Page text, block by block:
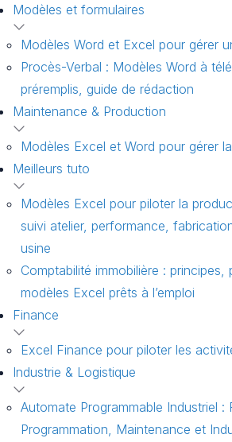
Modèles et formulaires
Modèles Word et Excel pour gérer
Procès-Verbal : Modèles Word à
préremplis, guide de rédaction
Maintenance & Production
Modèles Excel et Word pour gérer
Meilleurs tuto
Modèles Excel pour piloter la
suivi atelier, performance,
usine
Comptabilité immobilière :
modèles Excel prêts à l’emploi
Finance
Excel Finance pour piloter les
Industrie & Logistique
Automate Programmable Industriel :
Programmation, Maintenance et